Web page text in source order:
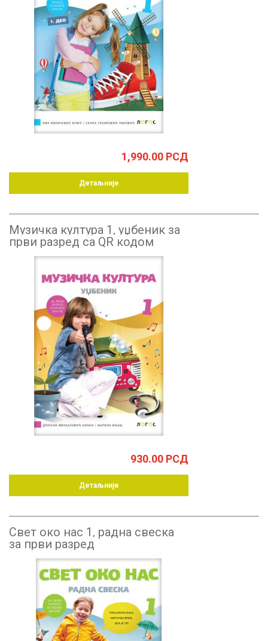
1,990.00 РСД
Детаљније
Музичка култура 1, уџбеник за
први разред са QR кодом
930.00 РСД
Детаљније
Свет око нас 1, радна свеска
за први разред